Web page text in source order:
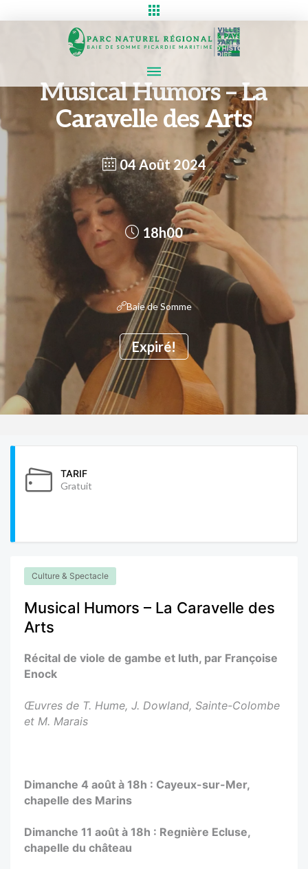
Musical Humors – La
Caravelle des Arts
04 Août 2024
Expiré!
18h00
Baie de Somme
TARIF
Gratuit
Culture & Spectacle
Musical Humors – La Caravelle des
Arts
Récital de viole de gambe et luth, par Françoise
Enock
Œuvres de T. Hume, J. Dowland, Sainte-Colombe
et M. Marais
Dimanche 4 août à 18h : Cayeux-sur-Mer,
chapelle des Marins
Dimanche 11 août à 18h : Regnière Ecluse,
chapelle du château